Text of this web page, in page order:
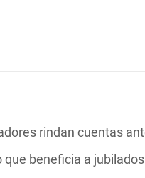
rindan cuentas
beneficia a